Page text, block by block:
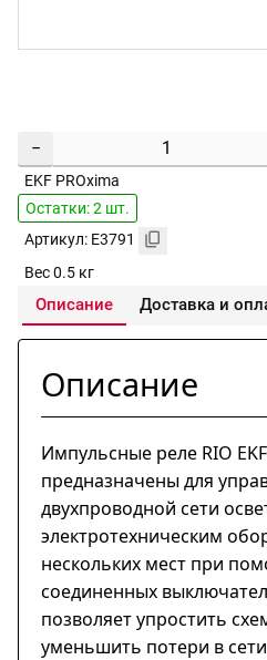
−
EKF PROxima
Остатки: 2 шт.
Артикул: E3791
Вес 0.5 кг
Описание Доставка и
Описание
Импульсные реле RIO
предназначены для
двухпроводной сети
электротехническим
нескольких мест при
соединенных
позволяет упростить
уменьшить потери в